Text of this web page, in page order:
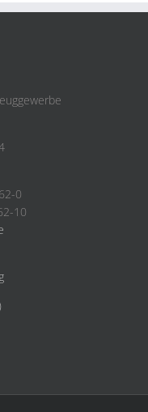
0
10